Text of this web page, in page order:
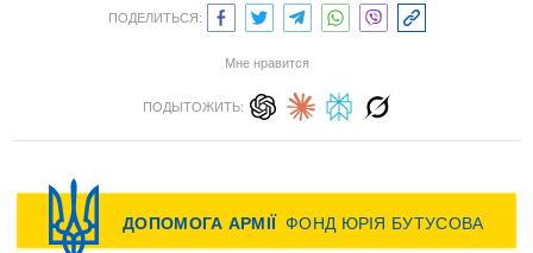
ПОДЕЛИТЬСЯ:
Мне нравится
ПОДЫТОЖИТЬ: